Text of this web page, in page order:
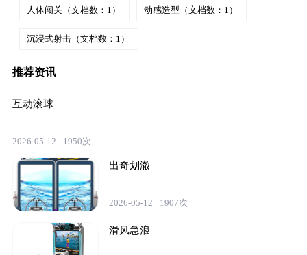
人体闯关（文档数：1） 动感造型（文档数：1）
沉浸式射击（文档数：1）
推荐资讯
互动滚球
2026-05-12 1950次
出奇划澈
2026-05-12 1907次
滑风急浪